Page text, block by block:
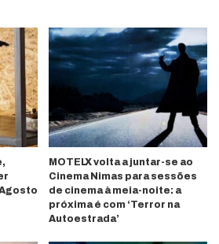
MOTELX volta a juntar-se ao
Cinema Nimas para sessões
de cinema à meia-noite: a
próxima é com ‘Terror na
Autoestrada’